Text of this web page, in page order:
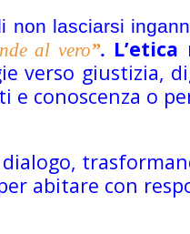
lasciarsi
al vero”.
verso giustizia,
e conoscenza o
abitare con